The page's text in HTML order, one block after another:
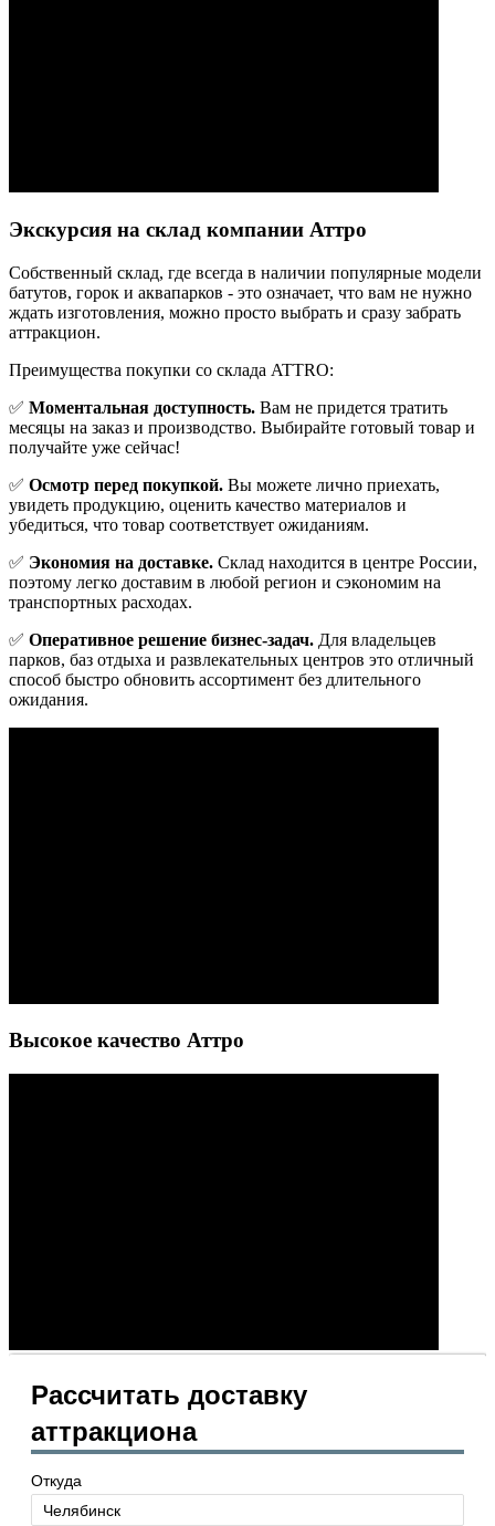
Экскурсия на склад компании Аттро
Cобственный склад, где всегда в наличии популярные модели
батутов, горок и аквапарков - это означает, что вам не нужно
ждать изготовления, можно просто выбрать и сразу забрать
аттракцион.
Преимущества покупки со склада ATTRO:
✅ Моментальная доступность. Вам не придется тратить
месяцы на заказ и производство. Выбирайте готовый товар и
получайте уже сейчас!
✅ Осмотр перед покупкой. Вы можете лично приехать,
увидеть продукцию, оценить качество материалов и
убедиться, что товар соответствует ожиданиям.
✅ Экономия на доставке. Склад находится в центре России,
поэтому легко доставим в любой регион и сэкономим на
транспортных расходах.
✅ Оперативное решение бизнес-задач. Для владельцев
парков, баз отдыха и развлекательных центров это отличный
способ быстро обновить ассортимент без длительного
ожидания.
Высокое качество Аттро
Рассчитать доставку
аттракциона
Откуда